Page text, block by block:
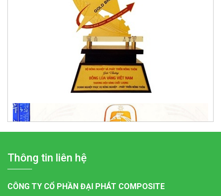
Bể tách dầu mỡ 250 lít
Thông tin liên hệ
CÔNG TY CỔ PHẦN ĐẠI PHÁT COMPOSITE